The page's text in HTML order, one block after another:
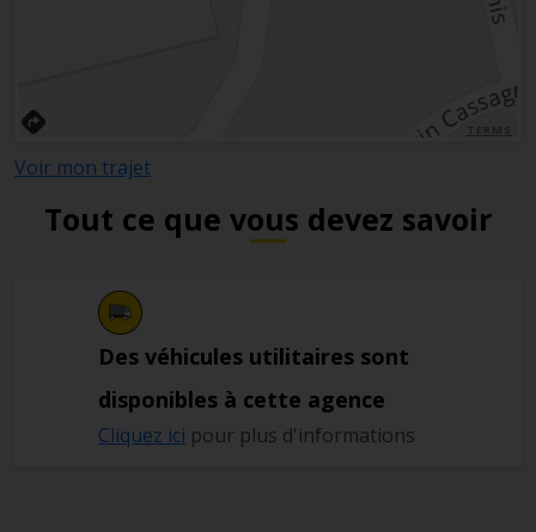
Voir mon trajet
Tout ce que vous devez savoir
Des véhicules utilitaires sont
disponibles à cette agence
Cliquez ici pour plus d'informations